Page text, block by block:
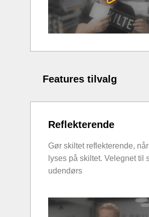
Features tilvalg
Reflekterende
Gør skiltet reflekterende,
lyses på skiltet. Velegnet til
udendørs